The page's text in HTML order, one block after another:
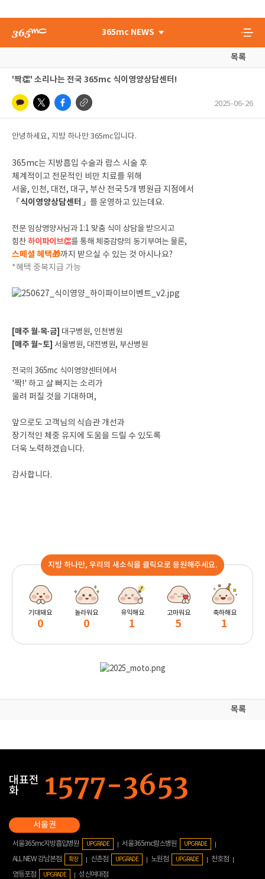
365mc NEWS
목록
'짝👏' 소리나는 전국 365mc 식이영양상담센터!
2025-06-26
안녕하세요, 지방 하나만 365mc입니다.
365mc는 지방흡입 수술과 람스 시술 후
체계적이고 전문적인 비만 치료를 위해
서울, 인천, 대전, 대구, 부산 전국 5개 병원급 지점에서
「식이영양상담센터」 를 운영하고 있는데요.
전문 임상영양사님과 1:1 맞춤 식이 상담을 받으시고
힘찬하이파이브👏를 통해 체중감량의 동기부여는 물론,
스페셜 혜택🎁까지 받으실 수 있는 것 아시나요?
*혜택 중복지급 가능
[매주 월·목·금] 대구병원, 인천병원
[매주 월~토] 서울병원, 대전병원, 부산병원
전국의 365mc 식이영양센터에서
'짝!' 하고 살 빠지는 소리가
울려 퍼질 것을 기대하며,
앞으로도 고객님의 식습관 개선과
장기적인 체중 유지에 도움을 드릴 수 있도록
더욱 노력하겠습니다.
감사합니다.
지방 하나만, 우리의 새소식을 클릭으로 응원해주세요.
기대돼요
0
놀라워요
0
유익해요
1
고마워요
5
축하해요
1
목록
대표전
화
서울365mc지방흡입병원 UPGRADE 서울365mc람스병원 UPGRADE
ALL NEW 강남본점 확장 신촌점 UPGRADE 노원점 UPGRADE
천호점
영등포점
UPGRADE 성신여대점